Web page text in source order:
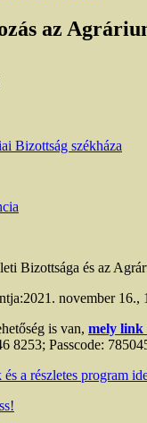
az
Bizottság székháza
Bizottsága és az
november 16.,
is van, mely
8253; Passcode:
a részletes program